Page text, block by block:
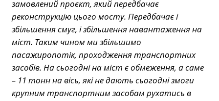
замовлений проєкт, який передбачає
реконструкцію цього мосту. Передбачає і
збільшення смуг, і збільшення навантаження на
міст. Таким чином ми збільшимо
пасажиропотік, проходження транспортних
засобів. На сьогодні на міст є обмеження, а саме
– 11 тонн на вісь, які не дають сьогодні змоги
крупним транспортним засобам рухатись в